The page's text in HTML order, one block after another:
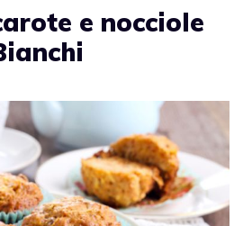
e nocciole